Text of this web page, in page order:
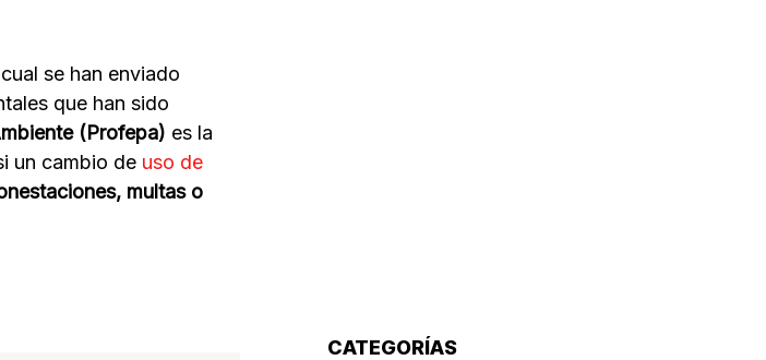
se han enviado
que han sido
(Profepa) es la
un cambio de uso de
multas o
CATEGORÍAS